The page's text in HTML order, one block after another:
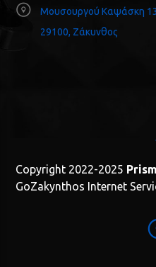
Μουσουργού Καψάσκη 13
29100, Ζάκυνθος
Copyright 2022-2025
GoZakynthos Internet